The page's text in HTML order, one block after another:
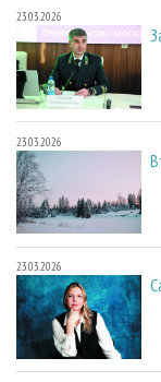
23.03.2026
23.03.2026
23.03.2026